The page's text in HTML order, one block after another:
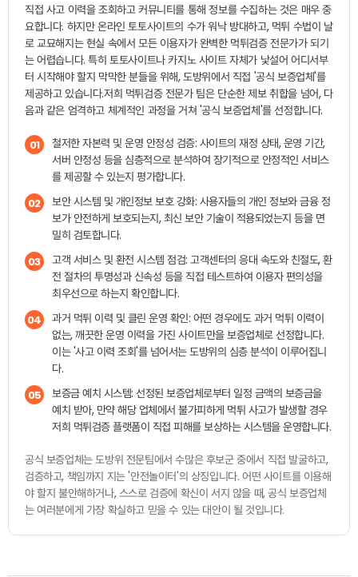
직접 사고 이력을 조회하고 커뮤니티를 통해 정보를 수집하는 것은 매우 중
요합니다. 하지만 온라인 토토사이트의 수가 워낙 방대하고, 먹튀 수법이 날
로 교묘해지는 현실 속에서 모든 이용자가 완벽한 먹튀검증 전문가가 되기
는 어렵습니다. 특히 토토사이트나 카지노 사이트 자체가 낯설어 어디서부
터 시작해야 할지 막막한 분들을 위해, 도방위에서 직접 '공식 보증업체'를
제공하고 있습니다.저희 먹튀검증 전문가 팀은 단순한 제보 취합을 넘어, 다
음과 같은 엄격하고 체계적인 과정을 거쳐 '공식 보증업체'를 선정합니다.
01
철저한 자본력 및 운영 안정성 검증: 사이트의 재정 상태, 운영 기간,
서버 안정성 등을 심층적으로 분석하여 장기적으로 안정적인 서비스
를 제공할 수 있는지 평가합니다.
02
보안 시스템 및 개인정보 보호 강화: 사용자들의 개인 정보와 금융 정
보가 안전하게 보호되는지, 최신 보안 기술이 적용되었는지 등을 면
밀히 검토합니다.
03
고객 서비스 및 환전 시스템 점검: 고객센터의 응대 속도와 친절도, 환
전 절차의 투명성과 신속성 등을 직접 테스트하여 이용자 편의성을
최우선으로 하는지 확인합니다.
04
과거 먹튀 이력 및 클린 운영 확인: 어떤 경우에도 과거 먹튀 이력이
없는, 깨끗한 운영 이력을 가진 사이트만을 보증업체로 선정합니다.
이는 '사고 이력 조회'를 넘어서는 도방위의 심층 분석이 이루어집니
다.
05
보증금 예치 시스템: 선정된 보증업체로부터 일정 금액의 보증금을
예치 받아, 만약 해당 업체에서 불가피하게 먹튀 사고가 발생할 경우
저희 먹튀검증 플랫폼이 직접 피해를 보상하는 시스템을 운영합니다.
공식 보증업체는 도방위 전문팀에서 수많은 후보군 중에서 직접 발굴하고,
검증하고, 책임까지 지는 '안전놀이터'의 상징입니다. 어떤 사이트를 이용해
야 할지 불안해하거나, 스스로 검증에 확신이 서지 않을 때, 공식 보증업체
는 여러분에게 가장 확실하고 믿을 수 있는 대안이 될 것입니다.